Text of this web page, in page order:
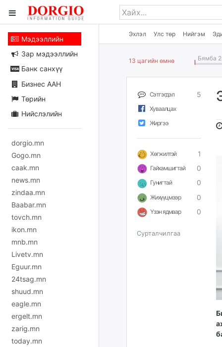
Эхлэл Улс төр Нийгэм
Мэдээллийн
Зар мэдээллийн
Банк санхүү
Бизнес ААН
Төрийн
Нийслэлийн
dorgio.mn
Gogo.mn
caak.mn
news.mn
zindaa.mn
Baabar.mn
tovch.mn
ikon.mn
mnb.mn
Livetv.mn
Eguur.mn
24tsag.mn
shuud.mn
eagle.mn
ergelt.mn
zarig.mn
today.mn
13 цагийн өмнө Бямба
Сэтгэгдэл 5
Хуваалцах
Жиргээ
Хөгжилтэй 1
Гайхамшигтай 0
Гунигтай 0
Жихүүцмээр 0
Үзэн ядмаар 0
Сурталчилгаа